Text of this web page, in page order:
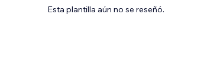
Esta plantilla aún no se reseñó.